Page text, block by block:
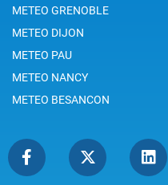
METEO GRENOBLE
METEO DIJON
METEO PAU
METEO NANCY
METEO BESANCON